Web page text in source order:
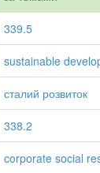
339.5
sustainable
сталий розвиток
338.2
corporate social